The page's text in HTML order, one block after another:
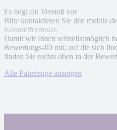
Es liegt ein Verstoß vor
Bitte kontaktieren Sie den
Kontaktformular.
Damit wir Ihnen schnellstmöglich
Bewertungs-ID mit, auf die sich
finden Sie rechts oben in der
Alle Fahrzeuge anzeigen